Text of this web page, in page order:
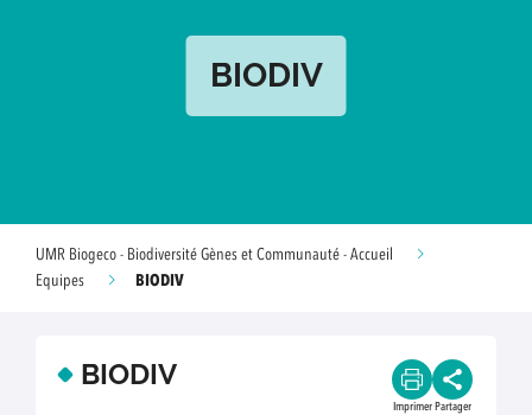
BIODIV
UMR Biogeco - Biodiversité Gènes et Communauté - Accueil
Equipes
BIODIV
BIODIV
Imprimer Partager